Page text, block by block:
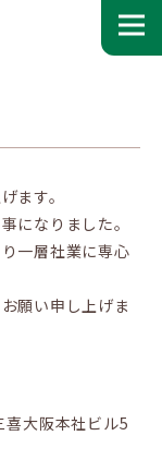
ます。
になりました。
一層社業に専心
願い申し上げま
大阪本社ビル5